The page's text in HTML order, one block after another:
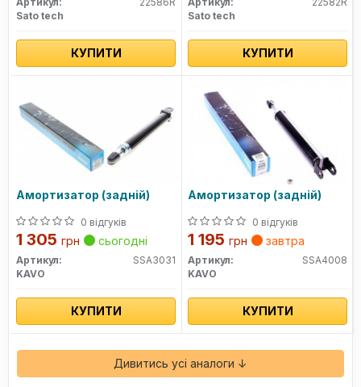
Sato tech
КУПИТИ
Sato tech
КУПИТИ
Амортизатор (задній)
0 відгуків
1 305 грн сьогодні
Артикул:
SSA3031
KAVO
КУПИТИ
Амортизатор (задній)
0 відгуків
1 195 грн завтра
Артикул:
SSA4008
KAVO
КУПИТИ
Дивитись усі аналоги ↓